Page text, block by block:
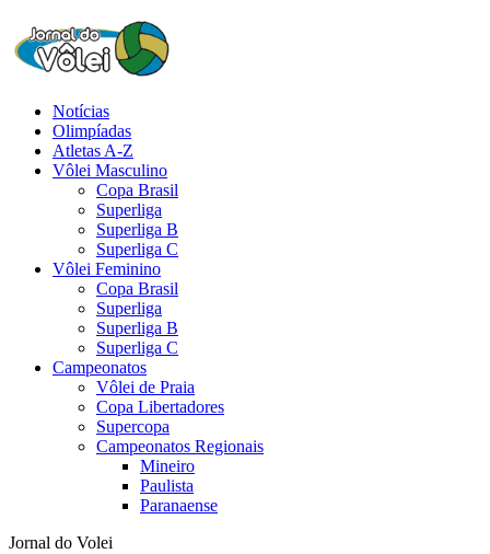
Notícias
Olimpíadas
Atletas A-Z
Vôlei Masculino
Copa Brasil
Superliga
Superliga B
Superliga C
Vôlei Feminino
Copa Brasil
Superliga
Superliga B
Superliga C
Campeonatos
Vôlei de Praia
Copa Libertadores
Supercopa
Campeonatos Regionais
Mineiro
Paulista
Paranaense
Jornal do Volei